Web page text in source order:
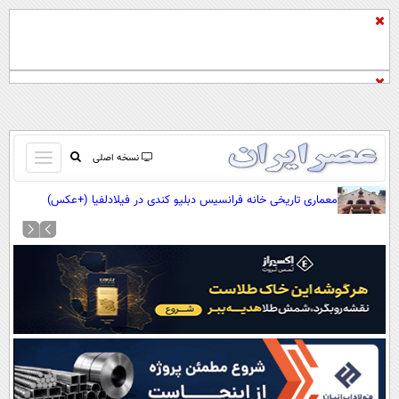
نسخه اصلی
باز
و
کردن
صفحه اول
آرشیو
نظرسنجی
آب و هوا
اوقات شرعی
سواد زندگی
معماری تاریخی خانه فرانسیس دبلیو کندی در فیلادلفیا (+عکس)